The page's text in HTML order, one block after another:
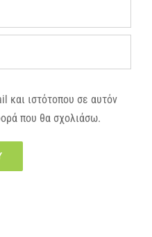
και ιστότοπου σε αυτόν
που θα σχολιάσω.